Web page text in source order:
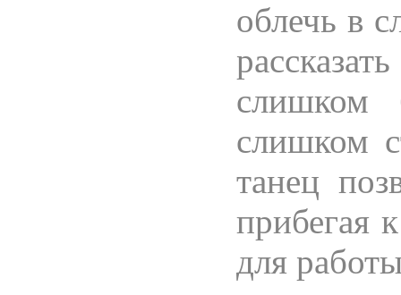
облечь в
слишком
слишком
танец
прибегая
для